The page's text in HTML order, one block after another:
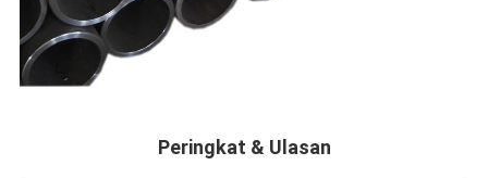
Peringkat & Ulasan